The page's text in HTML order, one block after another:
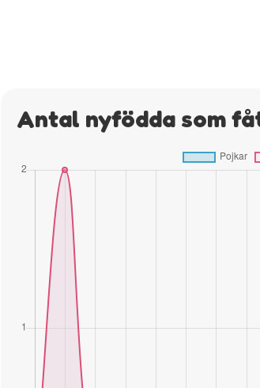
Antal nyfödda som